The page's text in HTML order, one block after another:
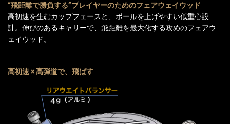
“飛距離で勝負する”プレイヤーのためのフェアウェイウッド
高初速を生むカップフェースと、ボールを上げやすい低重心設
計。伸びのあるキャリーで、飛距離を最大化する攻めのフェアウ
ェイウッド。
高初速 × 高弾道で、飛ばす